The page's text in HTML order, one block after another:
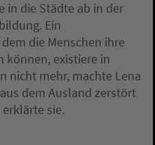
in die Städte ab in der
Ein
die Menschen ihre
können, existiere in
nicht mehr, machte Lena
dem Ausland zerstört
erklärte sie.